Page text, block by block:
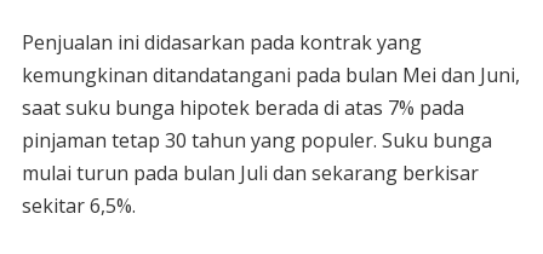
Penjualan ini didasarkan pada kontrak yang
kemungkinan ditandatangani pada bulan Mei dan Juni,
saat suku bunga hipotek berada di atas 7% pada
pinjaman tetap 30 tahun yang populer. Suku bunga
mulai turun pada bulan Juli dan sekarang berkisar
sekitar 6,5%.